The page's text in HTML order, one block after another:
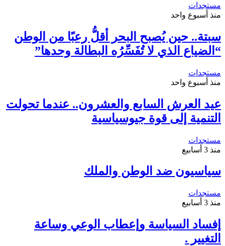
مستجدات
منذ أسبوع واحد
سبتة.. حين يُصبح البحر أقلُّ رعبًا من الوطن
“الضياع الذي لا تُفَسِّرُه البطالة وحدها”
مستجدات
منذ أسبوع واحد
عيد العرش السابع والعشرون.. عندما تحولت
التنمية إلى قوة جيوسياسية
مستجدات
منذ 3 أسابيع
سياسيون ضد الوطن والملك
مستجدات
منذ 3 أسابيع
إفساد السياسة وإعطاب الوعي وساعة
التغيير .